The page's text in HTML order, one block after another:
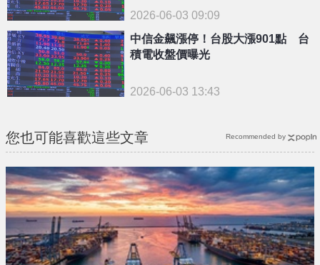
2026-06-03 09:09
中信金飆漲停！台股大漲901點 台
積電收盤價曝光
2026-06-03 13:43
您也可能喜歡這些文章 Recommended by